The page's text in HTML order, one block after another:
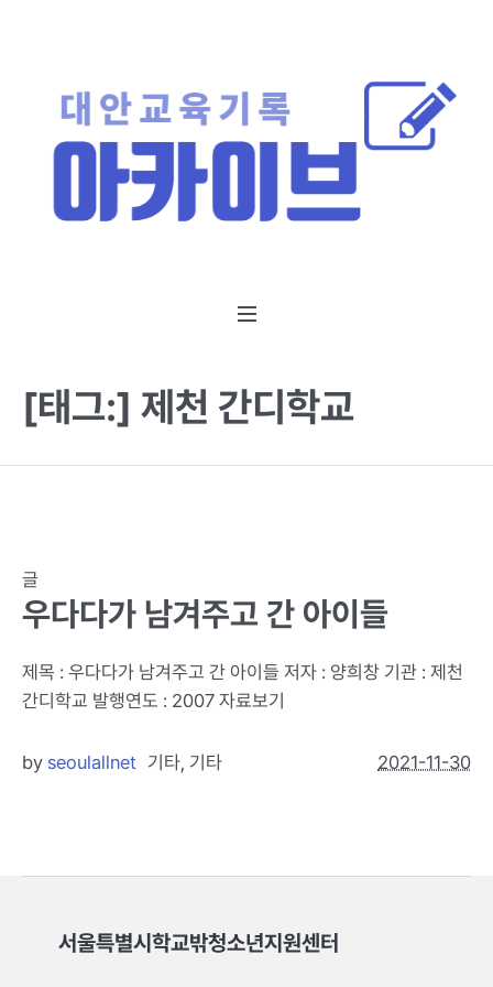
[태그:] 제천 간디학교
글
우다다가 남겨주고 간 아이들
제목 : 우다다가 남겨주고 간 아이들 저자 : 양희창 기관 : 제천
간디학교 발행연도 : 2007 자료보기
2021-11-30
by seoulallnet 기타, 기타
서울특별시학교밖청소년지원센터